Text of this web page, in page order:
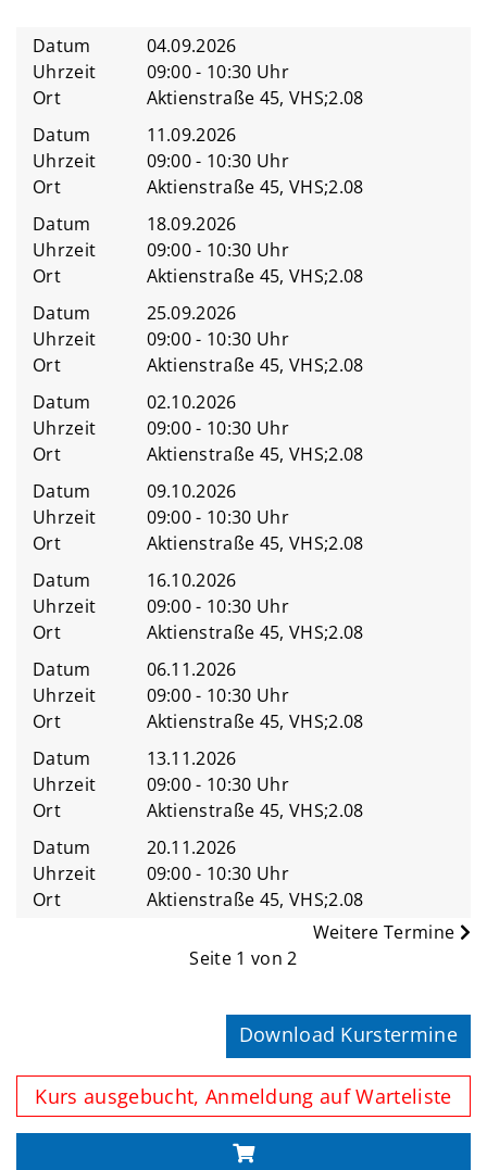
Datum
04.09.2026
Uhrzeit
09:00 - 10:30 Uhr
Ort
Aktienstraße 45, VHS;2.08
Datum
11.09.2026
Uhrzeit
09:00 - 10:30 Uhr
Ort
Aktienstraße 45, VHS;2.08
Datum
18.09.2026
Uhrzeit
09:00 - 10:30 Uhr
Ort
Aktienstraße 45, VHS;2.08
Datum
25.09.2026
Uhrzeit
09:00 - 10:30 Uhr
Ort
Aktienstraße 45, VHS;2.08
Datum
02.10.2026
Uhrzeit
09:00 - 10:30 Uhr
Ort
Aktienstraße 45, VHS;2.08
Datum
09.10.2026
Uhrzeit
09:00 - 10:30 Uhr
Ort
Aktienstraße 45, VHS;2.08
Datum
16.10.2026
Uhrzeit
09:00 - 10:30 Uhr
Ort
Aktienstraße 45, VHS;2.08
Datum
06.11.2026
Uhrzeit
09:00 - 10:30 Uhr
Ort
Aktienstraße 45, VHS;2.08
Datum
13.11.2026
Uhrzeit
09:00 - 10:30 Uhr
Ort
Aktienstraße 45, VHS;2.08
Datum
20.11.2026
Uhrzeit
09:00 - 10:30 Uhr
Ort
Aktienstraße 45, VHS;2.08
Weitere Termine
Seite 1 von 2
Download Kurstermine
Kurs ausgebucht, Anmeldung auf Warteliste